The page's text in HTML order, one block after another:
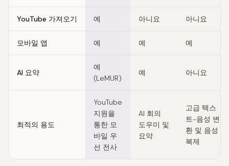
YouTube 가져오기 예 아니요 아니요
모바일 앱 예 예 예
AI 요약
예
(LeMUR)
예 아니요
최적의 용도
YouTube
지원을
통한 모
바일 우
선 전사
AI 회의
도우미 및
요약
고급 텍스
트-음성 변
환 및 음성
복제